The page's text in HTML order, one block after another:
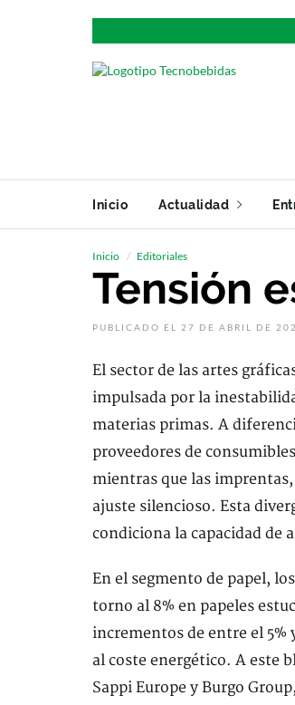
Inicio Actualidad
Inicio Editoriales
Tensión
PUBLICADO EL 27 DE ABRIL DE
El sector de las artes
impulsada por la
materias primas. A
proveedores de
mientras que las
ajuste silencioso. Esta
condiciona la capacidad de
En el segmento de papel,
torno al 8% en papeles
incrementos de entre el 5%
al coste energético. A este
Sappi Europe y Burgo